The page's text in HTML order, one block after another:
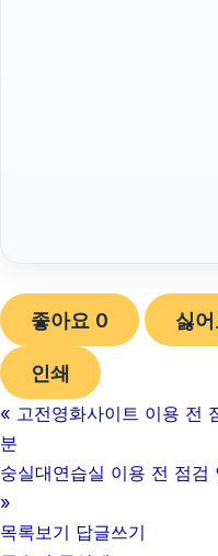
좋아요 0 싫어
인쇄
« 고전영화사이트 이용 전
분
숭실대연습실 이용 전 점
»
목록보기 답글쓰기